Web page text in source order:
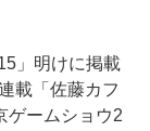
」明けに掲載
載「佐藤カフ
ゲームショウ2